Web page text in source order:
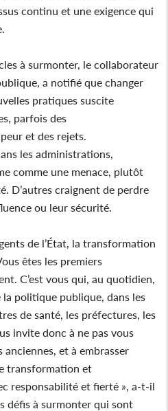
continu et une exigence qui
à surmonter, le collaborateur
a notifié que changer
pratiques suscite
parfois des
et des rejets.
les administrations,
comme une menace, plutôt
D’autres craignent de perdre
ou leur sécurité.
de l’État, la transformation
êtes les premiers
C’est vous qui, au quotidien,
politique publique, dans les
de santé, les préfectures, les
invite donc à ne pas vous
et à embrasser
transformation et
responsabilité et fierté », a-t-il
défis à surmonter qui sont